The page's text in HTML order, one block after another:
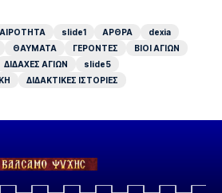
slide1 ΑΡΘΡΑ
dexia
ΘΑΥΜΑΤΑ ΓΕΡΟΝΤΕΣ
ΒΙΟΙ ΑΓΙΩΝ
ΔΙΔΑΧΕΣ ΑΓΙΩΝ
slide5
ΔΙΔΑΚΤΙΚΕΣ ΙΣΤΟΡΙΕΣ